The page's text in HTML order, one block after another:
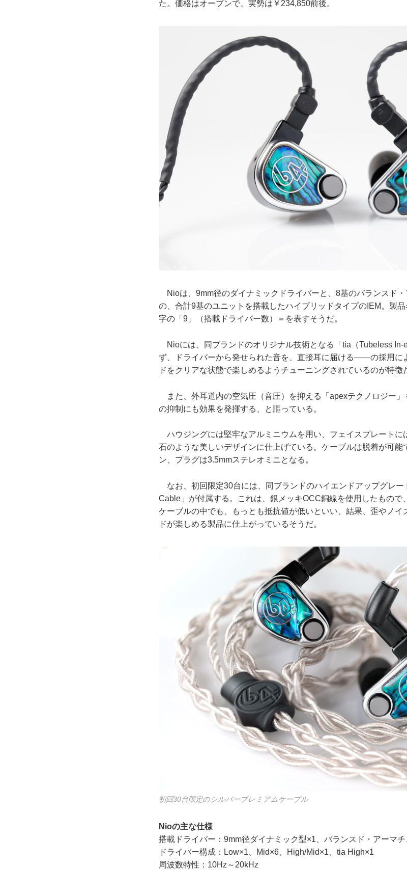
た。価格はオープンで、実勢は￥234,850前後。
Nioは、9mm径のダイナミックドライバーと、8基のバランスド
の、合計9基のユニットを搭載したハイブリッドタイプのIEM。製
字の「9」（搭載ドライバー数）＝を表すそうだ。
Nioには、同ブランドのオリジナル技術となる「tia（Tubeless
ず、ドライバーから発せられた音を、直接耳に届ける――の採用に
ドをクリアな状態で楽しめるようチューニングされているのが特徴
また、外耳道内の空気圧（音圧）を抑える「apexテクノロジー
の抑制にも効果を発揮する、と謳っている。
ハウジングには堅牢なアルミニウムを用い、フェイスプレートに
石のような美しいデザインに仕上げている。ケーブルは脱着が可能
ン、プラグは3.5mmステレオミニとなる。
なお、初回限定30台には、同ブランドのハイエンドアップグレー
Cable」が付属する。これは、銀メッキOCC銅線を使用したもので
ケーブルの中でも、もっとも抵抗値が低いといい、結果、歪やノイ
ドが楽しめる製品に仕上がっているそうだ。
初回30台限定のシルバープレミアムケーブル
Nioの主な仕様
搭載ドライバー：9mm径ダイナミック型×1、バランスド・アーマ
ドライバー構成：Low×1、Mid×6、High/Mid×1、tia High×1
周波数特性：10Hz～20kHz